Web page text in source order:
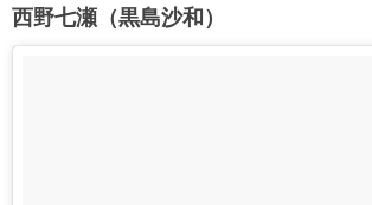
西野七瀬（黒島沙和）